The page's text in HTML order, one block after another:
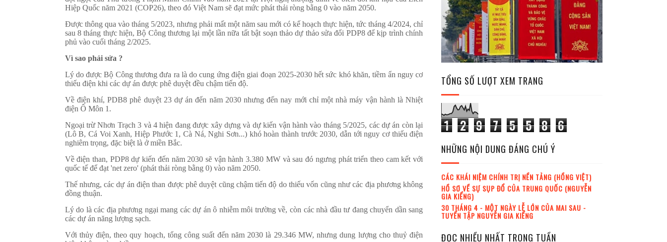
Hiệp Quốc năm 2021 (COP26), theo đó Việt Nam sẽ đạt mức phát thải ròng bằng 0 vào năm 2050.
Được thông qua vào tháng 5/2023, nhưng phải mất một năm sau mới có kế hoạch thực hiện, tức tháng 4/2024, chỉ
sau 8 tháng thực hiện, Bộ Công thương lại một lần nữa tất bật soạn thảo dự thảo sửa đổi PDP8 để kịp trình chính
phủ vào cuối tháng 2/2025.
Vì sao phải sửa ?
Lý do được Bộ Công thương đưa ra là do cung ứng điện giai đoạn 2025-2030 hết sức khó khăn, tiềm ẩn nguy cơ
thiếu điện khi các dự án được phê duyệt đều chậm tiến độ.
Về điện khí, PDB8 phê duyệt 23 dự án đến năm 2030 nhưng đến nay mới chỉ một nhà máy vận hành là Nhiệt
điện Ô Môn 1.
Ngoại trừ Nhơn Trạch 3 và 4 hiện đang được xây dựng và dự kiến vận hành vào tháng 5/2025, các dự án còn lại
(Lô B, Cá Voi Xanh, Hiệp Phước 1, Cà Ná, Nghi Sơn...) khó hoàn thành trước 2030, dẫn tới nguy cơ thiếu điện
nghiêm trọng, đặc biệt là ở miền Bắc.
Về điện than, PDP8 dự kiến đến năm 2030 sẽ vận hành 3.380 MW và sau đó ngưng phát triển theo cam kết với
quốc tế để đạt 'net zero' (phát thải ròng bằng 0) vào năm 2050.
Thế nhưng, các dự án điện than được phê duyệt cũng chậm tiến độ do thiếu vốn cũng như các địa phương không
đồng thuận.
Lý do là các địa phương ngại mang các dự án ô nhiễm môi trường về, còn các nhà đầu tư đang chuyển dần sang
các dự án năng lượng sạch.
Với thủy điện, theo quy hoạch, tổng công suất đến năm 2030 là 29.346 MW, nhưng dung lượng cho thuỷ điện
TỔNG SỐ LƯỢT XEM TRANG
1 2 9 7 5 5 8 6
NHỮNG NỘI DUNG ĐÁNG CHÚ Ý
CÁC KHÁI NIỆM CHÍNH TRỊ NỀN TẢNG (HỒNG VIỆT)
HỒ SƠ VỀ SỰ SỤP ĐỔ CỦA TRUNG QUỐC (NGUYỄN
GIA KIỂNG)
30 THÁNG 4 - MỘT NGÀY LỄ LỚN CỦA MAI SAU -
TUYỂN TẬP NGUYỄN GIA KIỂNG
ĐỌC NHIỀU NHẤT TRONG TUẦN